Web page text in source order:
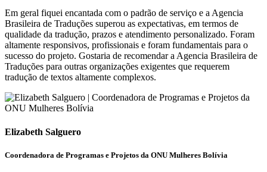
Em geral fiquei encantada com o padrão de serviço e a Agencia
Brasileira de Traduções superou as expectativas, em termos de
qualidade da tradução, prazos e atendimento personalizado. Foram
altamente responsivos, profissionais e foram fundamentais para o
sucesso do projeto. Gostaria de recomendar a Agencia Brasileira de
Traduções para outras organizações exigentes que requerem
tradução de textos altamente complexos.
Elizabeth Salguero
Coordenadora de Programas e Projetos da ONU Mulheres Bolívia